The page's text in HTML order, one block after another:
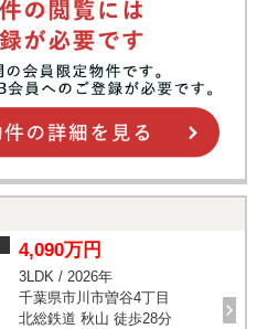
4,090万円
3LDK / 2026年
千葉県市川市曽谷4丁目
北総鉄道 秋山 徒歩28分